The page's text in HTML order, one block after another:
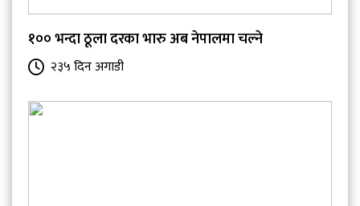
१०० भन्दा ठूला दरका भारु अब नेपालमा चल्ने
२३५ दिन अगाडी